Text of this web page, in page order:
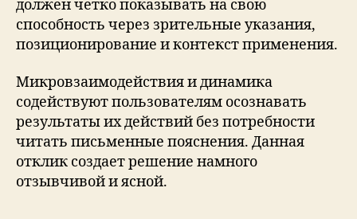
должен четко показывать на свою
способность через зрительные указания,
позиционирование и контекст применения.
Микровзаимодействия и динамика
содействуют пользователям осознавать
результаты их действий без потребности
читать письменные пояснения. Данная
отклик создает решение намного
отзывчивой и ясной.